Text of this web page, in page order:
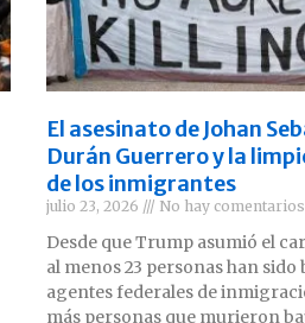
El asesinato de Johan
Durán Guerrero y la
de los inmigrantes
julio 23, 2026 No hay comentarios
Desde que Trump asumió el
al menos 23 personas han sido
agentes federales de
más personas que murieron